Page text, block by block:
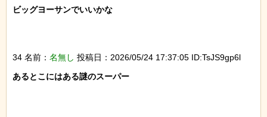
ビッグヨーサンでいいかな
34 名前： 名無し 投稿日：2026/05/24 17:37:05 ID:TsJS9gp6l
あるとこにはある謎のスーパー